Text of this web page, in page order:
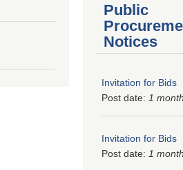
Public
Notices
Invitation for Bids
Post date: 1
Invitation for Bids
Post date: 1